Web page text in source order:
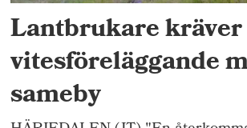
Lantbrukare kräver
vitesföreläggande
sameby